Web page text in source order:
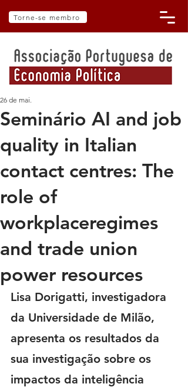
Torne-se membro
Seminário AI and job
quality in Italian
contact centres: The
role of
workplaceregimes
and trade union
power resources
26 de mai.
Lisa Dorigatti, investigadora
da Universidade de Milão,
apresenta os resultados da
sua investigação sobre os
impactos da inteligência